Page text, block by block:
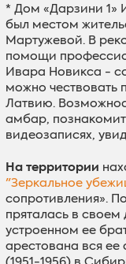
* Дом «Дарзини 1»
был местом
Мартужевой. В
помощи
Ивара Новикса -
можно чествовать
Латвию.
амбар,
видеозаписях,
На территории
"Зеркальное
сопротивления».
пряталась в
устроенном ее
арестована вся ее